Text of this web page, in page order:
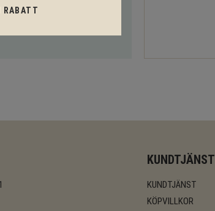
KUNDTJÄNST
KUNDTJÄNST
KÖPVILLKOR
RABATT